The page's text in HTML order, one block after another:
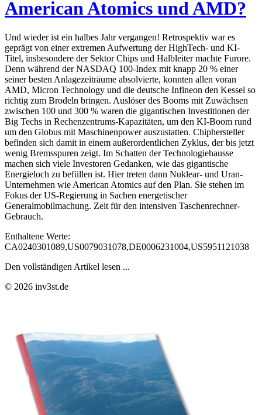
American Atomics und AMD?
Und wieder ist ein halbes Jahr vergangen! Retrospektiv war es
geprägt von einer extremen Aufwertung der HighTech- und KI-
Titel, insbesondere der Sektor Chips und Halbleiter machte Furore.
Denn während der NASDAQ 100-Index mit knapp 20 % einer
seiner besten Anlagezeiträume absolvierte, konnten allen voran
AMD, Micron Technology und die deutsche Infineon den Kessel so
richtig zum Brodeln bringen. Auslöser des Booms mit Zuwächsen
zwischen 100 und 300 % waren die gigantischen Investitionen der
Big Techs in Rechenzentrums-Kapazitäten, um den KI-Boom rund
um den Globus mit Maschinenpower auszustatten. Chiphersteller
befinden sich damit in einem außerordentlichen Zyklus, der bis jetzt
wenig Bremsspuren zeigt. Im Schatten der Technologiehausse
machen sich viele Investoren Gedanken, wie das gigantische
Energieloch zu befüllen ist. Hier treten dann Nuklear- und Uran-
Unternehmen wie American Atomics auf den Plan. Sie stehen im
Fokus der US-Regierung in Sachen energetischer
Generalmobilmachung. Zeit für den intensiven Taschenrechner-
Gebrauch.
Enthaltene Werte:
CA0240301089,US0079031078,DE0006231004,US5951121038
Den vollständigen Artikel lesen ...
© 2026 inv3st.de